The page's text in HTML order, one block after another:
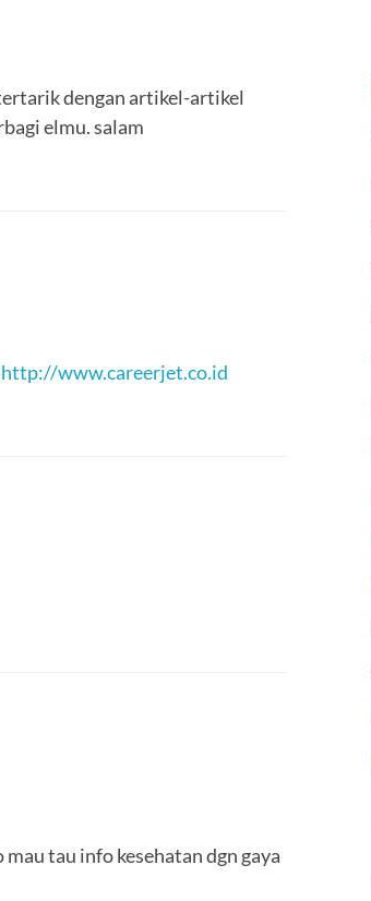
dengan artikel-artikel
elmu. salam
http://www.careerjet.co.id
tau info kesehatan dgn gaya